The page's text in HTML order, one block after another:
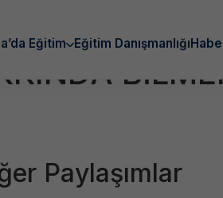
Eğitim Eğitim Danışmanlığı
Paylaşımlar